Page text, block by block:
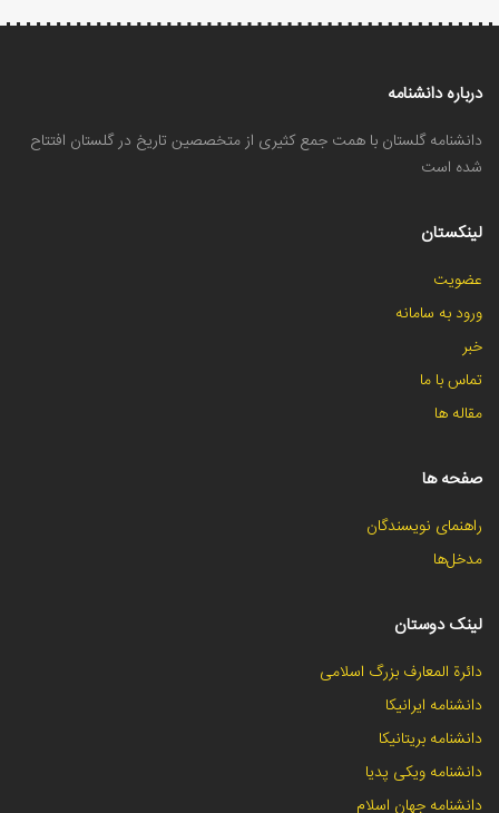
درباره دانشنامه
دانشنامه گلستان با همت جمع کثیری از متخصصین تاریخ در گلستان افتتاح
شده است
لینکستان
عضویت
ورود به سامانه
خبر
تماس با ما
مقاله ها
صفحه ها
راهنمای نویسندگان
مدخل‌ها
لینک دوستان
دائرة المعارف بزرگ اسلامی
دانشنامه ایرانیکا
دانشنامه بریتانیکا
دانشنامه ویکی پدیا
دانشنامه جهان اسلام